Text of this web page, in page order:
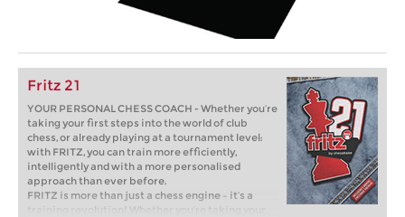
Fritz 21
YOUR PERSONAL CHESS COACH - Whether you’re
taking your first steps into the world of club
chess, or already playing at a tournament level:
with FRITZ, you can train more efficiently,
intelligently and with a more personalised
approach than ever before.
FRITZ is more than just a chess engine – it’s a
training revolution! Whether you’re taking your